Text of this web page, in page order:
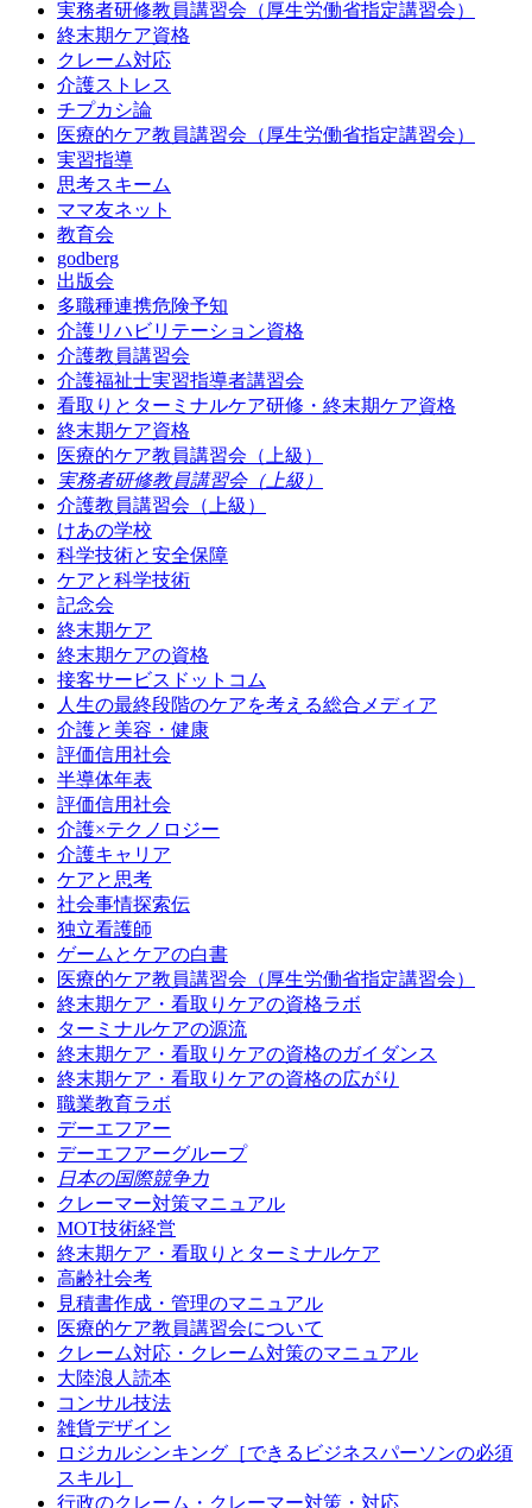
実務者研修教員講習会（厚生労働省指定講習会）
終末期ケア資格
クレーム対応
介護ストレス
チプカシ論
医療的ケア教員講習会（厚生労働省指定講習会）
実習指導
思考スキーム
ママ友ネット
教育会
godberg
出版会
多職種連携危険予知
介護リハビリテーション資格
介護教員講習会
介護福祉士実習指導者講習会
看取りとターミナルケア研修・終末期ケア資格
終末期ケア資格
医療的ケア教員講習会（上級）
実務者研修教員講習会（上級）
介護教員講習会（上級）
けあの学校
科学技術と安全保障
ケアと科学技術
記念会
終末期ケア
終末期ケアの資格
接客サービスドットコム
人生の最終段階のケアを考える総合メディア
介護と美容・健康
評価信用社会
半導体年表
評価信用社会
介護×テクノロジー
介護キャリア
ケアと思考
社会事情探索伝
独立看護師
ゲームとケアの白書
医療的ケア教員講習会（厚生労働省指定講習会）
終末期ケア・看取りケアの資格ラボ
ターミナルケアの源流
終末期ケア・看取りケアの資格のガイダンス
終末期ケア・看取りケアの資格の広がり
職業教育ラボ
デーエフアー
デーエフアーグループ
日本の国際競争力
クレーマー対策マニュアル
MOT技術経営
終末期ケア・看取りとターミナルケア
高齢社会考
見積書作成・管理のマニュアル
医療的ケア教員講習会について
クレーム対応・クレーム対策のマニュアル
大陸浪人読本
コンサル技法
雑貨デザイン
ロジカルシンキング［できるビジネスパーソンの必須
スキル］
行政のクレーム・クレーマー対策・対応